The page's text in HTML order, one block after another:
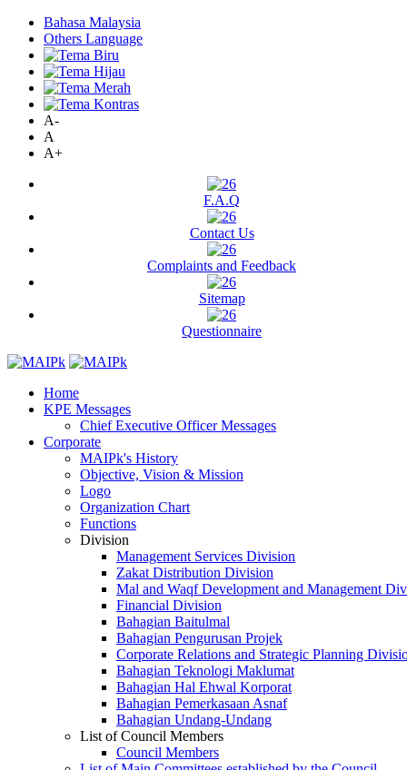
Bahasa Malaysia
Others Language
A-
A
A+
F.A.Q
Contact Us
Complaints and Feedback
Sitemap
Questionnaire
Home
KPE Messages
Chief Executive Officer Messages
Corporate
MAIPk's History
Objective, Vision & Mission
Logo
Organization Chart
Functions
Division
Management Services Division
Zakat Distribution Division
Mal and Waqf Development and Management
Financial Division
Bahagian Baitulmal
Bahagian Pengurusan Projek
Corporate Relations and Strategic Planning
Bahagian Teknologi Maklumat
Bahagian Hal Ehwal Korporat
Bahagian Pemerkasaan Asnaf
Bahagian Undang-Undang
List of Council Members
Council Members